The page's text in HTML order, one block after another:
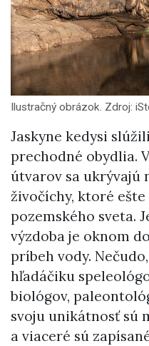
Ilustračný obrázok. Zdroj:
Jaskyne kedysi
prechodné obydlia.
útvarov sa ukrývajú
živočíchy, ktoré
pozemského sveta.
výzdoba je oknom
príbeh vody.
hľadáčiku
biológov,
svoju unikátnosť sú
a viaceré sú